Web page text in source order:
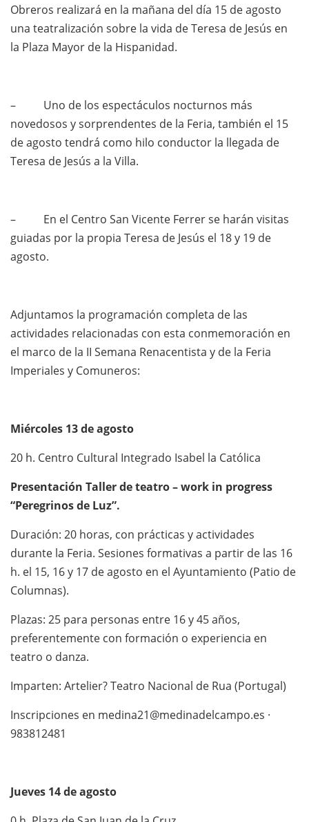
Obreros realizará en la mañana del día 15 de agosto
una teatralización sobre la vida de Teresa de Jesús en
la Plaza Mayor de la Hispanidad.
– Uno de los espectáculos nocturnos más
novedosos y sorprendentes de la Feria, también el 15
de agosto tendrá como hilo conductor la llegada de
Teresa de Jesús a la Villa.
– En el Centro San Vicente Ferrer se harán visitas
guiadas por la propia Teresa de Jesús el 18 y 19 de
agosto.
Adjuntamos la programación completa de las
actividades relacionadas con esta conmemoración en
el marco de la II Semana Renacentista y de la Feria
Imperiales y Comuneros:
Miércoles 13 de agosto
20 h. Centro Cultural Integrado Isabel la Católica
Presentación Taller de teatro – work in progress
“Peregrinos de Luz”.
Duración: 20 horas, con prácticas y actividades
durante la Feria. Sesiones formativas a partir de las 16
h. el 15, 16 y 17 de agosto en el Ayuntamiento (Patio de
Columnas).
Plazas: 25 para personas entre 16 y 45 años,
preferentemente con formación o experiencia en
teatro o danza.
Imparten: Artelier? Teatro Nacional de Rua (Portugal)
Inscripciones en medina21@medinadelcampo.es ·
983812481
Jueves 14 de agosto